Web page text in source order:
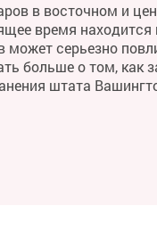
в восточном и
время
серьезно
больше о том, как
штата